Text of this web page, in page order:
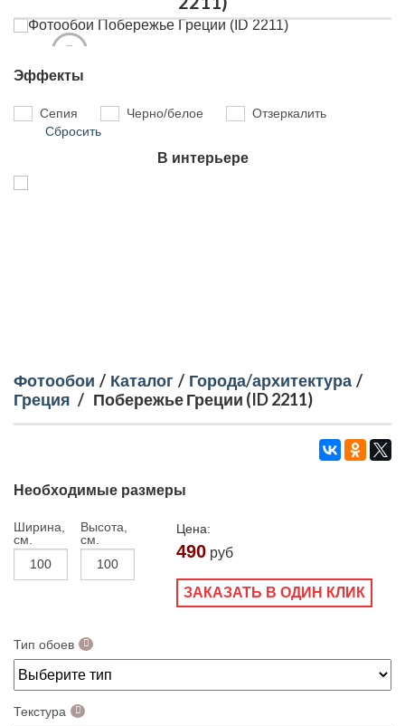
Эффекты
Сепия Черно/белое
Отзеркалить
Сбросить
В интерьере
Фотообои / Каталог / Города/архитектура /
Греция / Побережье Греции (ID 2211)
Необходимые размеры
Ширина,
см.
Высота,
см.
Цена:
490 руб
ЗАКАЗАТЬ В ОДИН КЛИК
Тип обоев
Текстура